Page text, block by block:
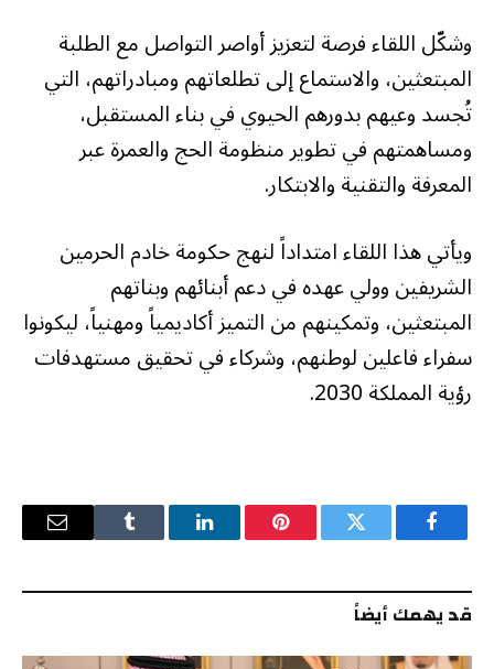
وشكّل اللقاء فرصة لتعزيز أواصر التواصل مع الطلبة
المبتعثين، والاستماع إلى تطلعاتهم ومبادراتهم، التي
تُجسد وعيهم بدورهم الحيوي في بناء المستقبل،
ومساهمتهم في تطوير منظومة الحج والعمرة عبر
المعرفة والتقنية والابتكار.
ويأتي هذا اللقاء امتداداً لنهج حكومة خادم الحرمين
الشريفين وولي عهده في دعم أبنائهم وبناتهم
المبتعثين، وتمكينهم من التميز أكاديمياً ومهنياً، ليكونوا
سفراء فاعلين لوطنهم، وشركاء في تحقيق مستهدفات
رؤية المملكة 2030.
فيسبوك تويتر بينتيريستلينكدإن Tumblr
البريد
قد يهمك أيضاً